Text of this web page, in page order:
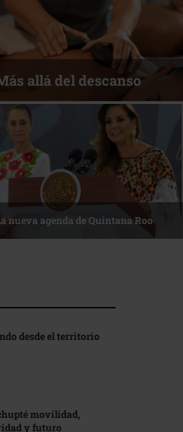
allá del descanso
nueva agenda de Quintana Roo
desde el territorio
movilidad,
y futuro